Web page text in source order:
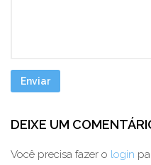
DEIXE UM
Você precisa fazer o login